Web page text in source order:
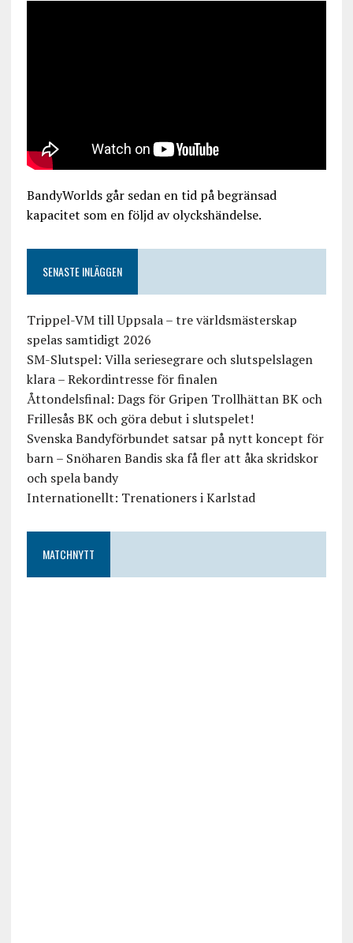
BandyWorlds går sedan en tid på begränsad
kapacitet som en följd av olyckshändelse.
SENASTE INLÄGGEN
Trippel-VM till Uppsala – tre världsmästerskap
spelas samtidigt 2026
SM-Slutspel: Villa seriesegrare och slutspelslagen
klara – Rekordintresse för finalen
Åttondelsfinal: Dags för Gripen Trollhättan BK och
Frillesås BK och göra debut i slutspelet!
Svenska Bandyförbundet satsar på nytt koncept för
barn – Snöharen Bandis ska få fler att åka skridskor
och spela bandy
Internationellt: Trenationers i Karlstad
MATCHNYTT